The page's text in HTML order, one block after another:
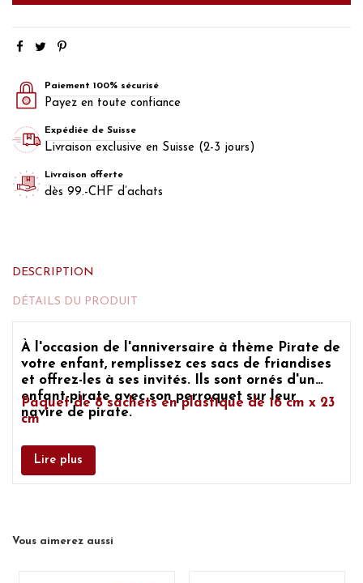
Paiement 100% sécurisé
Payez en toute confiance
Expédiée de Suisse
Livraison exclusive en Suisse (2-3 jours)
Livraison offerte
dès 99.-CHF d’achats
DESCRIPTION
DÉTAILS DU PRODUIT
À l'occasion de l'anniversaire à thème Pirate de
votre enfant, remplissez ces sacs de friandises
et offrez-les à ses invités. Ils sont ornés d'un
enfant-pirate avec son perroquet sur leur
navire de pirate.
Paquet de 8 sachets en plastique de 16 cm x 23
cm
Lire plus
Vous aimerez aussi